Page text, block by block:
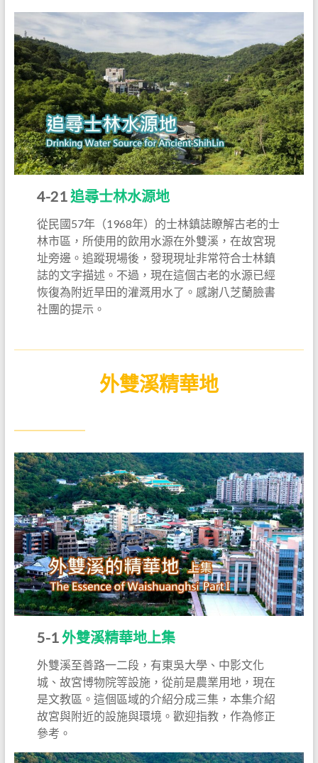
4-21追尋士林水源地
從民國57年（1968年）的士林鎮誌瞭解古老的士
林市區，所使用的飲用水源在外雙溪，在故宮現
址旁邊。追蹤現場後，發現現址非常符合士林鎮
誌的文字描述。不過，現在這個古老的水源已經
恢復為附近旱田的灌溉用水了。感謝八芝蘭臉書
社團的提示。
外雙溪精華地
5-1外雙溪精華地上集
外雙溪至善路一二段，有東吳大學、中影文化
城、故宮博物院等設施，從前是農業用地，現在
是文教區。這個區域的介紹分成三集，本集介紹
故宮與附近的設施與環境。歡迎指教，作為修正
參考。